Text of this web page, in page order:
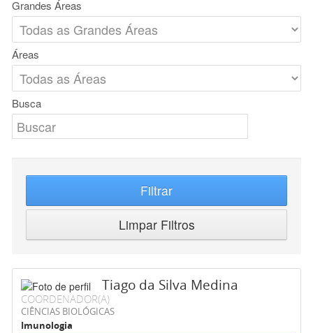
Grandes Áreas
Áreas
Busca
Filtrar
Limpar Filtros
Tiago da Silva Medina
COORDENADOR(A)
CIÊNCIAS BIOLÓGICAS
Imunologia